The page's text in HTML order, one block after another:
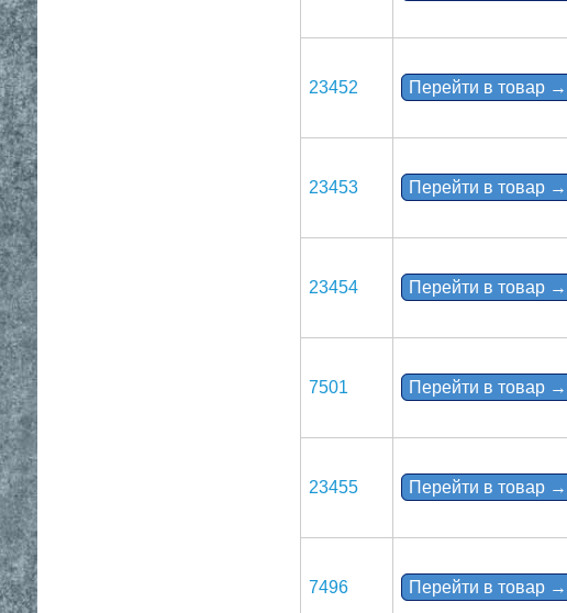
23452 Перейти в товар →
23453 Перейти в товар →
23454 Перейти в товар →
7501 Перейти в товар →
23455 Перейти в товар →
7496 Перейти в товар →